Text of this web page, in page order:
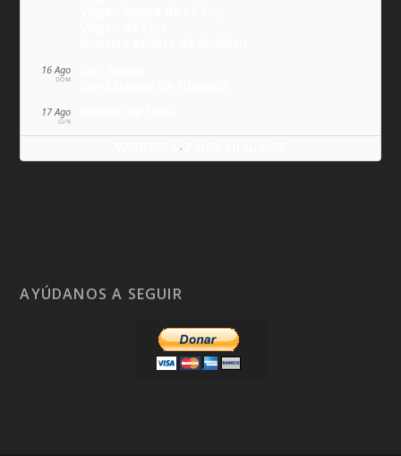
16 Ago
DOM
17 Ago
LUN
·
AYÚDANOS A SEGUIR